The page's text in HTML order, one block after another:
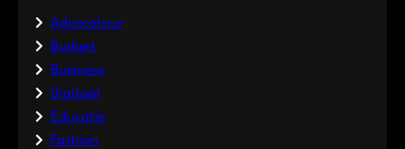
Advocatuur
Budget
Business
Digitaal
Educatie
Fashion